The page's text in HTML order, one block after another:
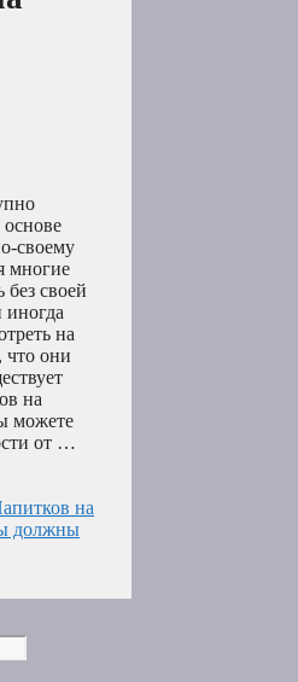
своему
многие
своей
на
что они
на
можете
от …
на
должны